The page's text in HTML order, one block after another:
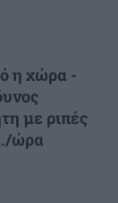
η χώρα -
με ριπές
ώρα